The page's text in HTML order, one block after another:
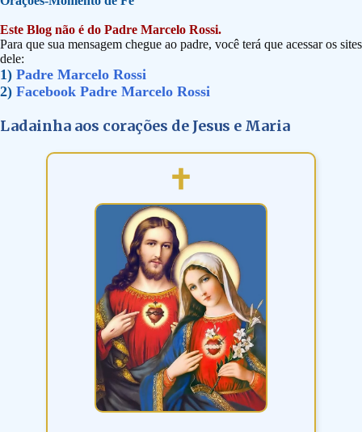
Este Blog não é do Padre Marcelo Rossi.
Para que sua mensagem chegue ao padre, você terá que acessar os sites
dele:
1) Padre Marcelo Rossi
2) Facebook Padre Marcelo Rossi
Ladainha aos corações de Jesus e Maria